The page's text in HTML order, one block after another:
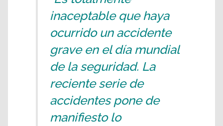
inaceptable que haya
ocurrido un accidente
grave en el día mundial
de la seguridad. La
reciente serie de
accidentes pone de
manifiesto lo